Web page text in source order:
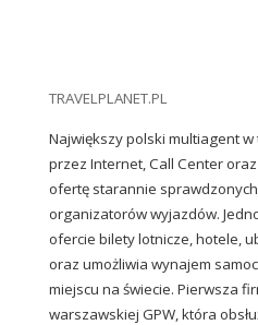
TRAVELPLANET.PL
Największy polski multiagent
przez Internet, Call Center
ofertę starannie
organizatorów wyjazdów.
ofercie bilety lotnicze, hotele,
oraz umożliwia wynajem
miejscu na świecie. Pierwsza
warszawskiej GPW, która